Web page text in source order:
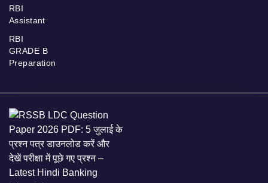
RBI
Assistant
RBI
GRADE B
Preparation